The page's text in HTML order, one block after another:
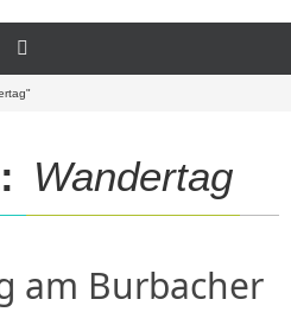
Wandertag
am Burbacher